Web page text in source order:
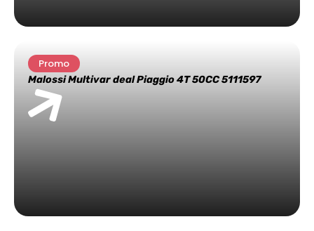
Promo
Malossi Multivar deal Piaggio 4T 50CC 5111597